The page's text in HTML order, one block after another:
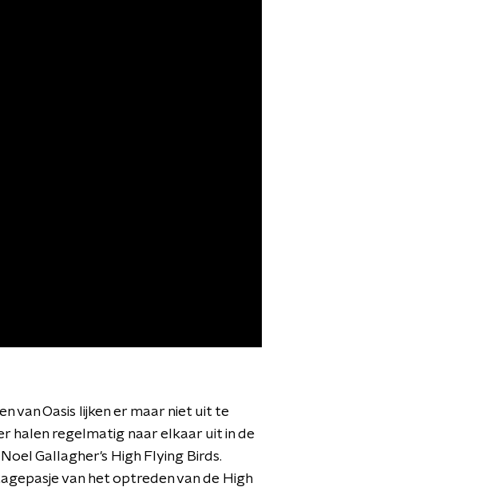
van Oasis lijken er maar niet uit te
halen regelmatig naar elkaar uit in de
Gallagher's High Flying Birds.
van het optreden van de High